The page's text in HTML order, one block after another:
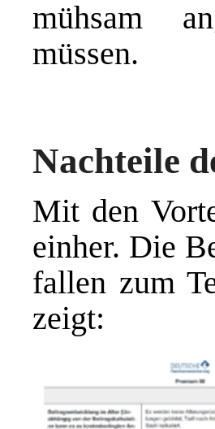
mühsam
müssen.
Nachteile
Mit den
einher. Die
fallen zum
zeigt: